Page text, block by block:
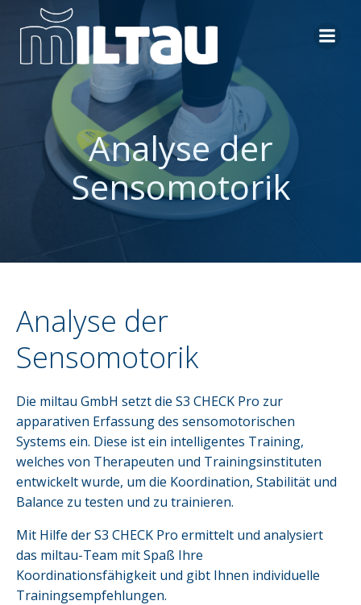
Inhalt
springen
Analyse der
Sensomotorik
Analyse der
Sensomotorik
Die miltau GmbH setzt die S3 CHECK Pro zur
apparativen Erfassung des sensomotorischen
Systems ein. Diese ist ein intelligentes Training,
welches von Therapeuten und Trainingsinstituten
entwickelt wurde, um die Koordination, Stabilität und
Balance zu testen und zu trainieren.
Mit Hilfe derS3 CHECK Pro ermittelt und analysiert
das miltau-Team mit Spaß Ihre
Koordinationsfähigkeit und gibt Ihnen individuelle
Trainingsempfehlungen.